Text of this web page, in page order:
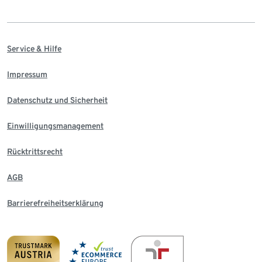
Service & Hilfe
Impressum
Datenschutz und Sicherheit
Einwilligungsmanagement
Rücktrittsrecht
AGB
Barrierefreiheitserklärung